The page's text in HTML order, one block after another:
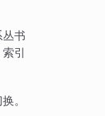
书
引
。